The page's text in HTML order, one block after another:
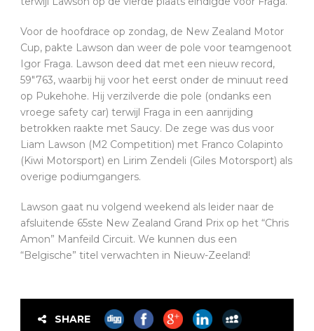
Voor de hoofdrace op zondag, de New Zealand Motor
Cup, pakte Lawson dan weer de pole voor teamgenoot
Igor Fraga. Lawson deed dat met een nieuw record,
59″763, waarbij hij voor het eerst onder de minuut reed
op Pukehohe. Hij verzilverde die pole (ondanks een
vroege safety car) terwijl Fraga in een aanrijding
betrokken raakte met Saucy. De zege was dus voor
Liam Lawson (M2 Competition) met Franco Colapinto
(Kiwi Motorsport) en Lirim Zendeli (Giles Motorsport) als
overige podiumgangers.
Lawson gaat nu volgend weekend als leider naar de
afsluitende 65ste New Zealand Grand Prix op het “Chris
Amon” Manfeild Circuit. We kunnen dus een
“Belgische” titel verwachten in Nieuw-Zeeland!
SHARE